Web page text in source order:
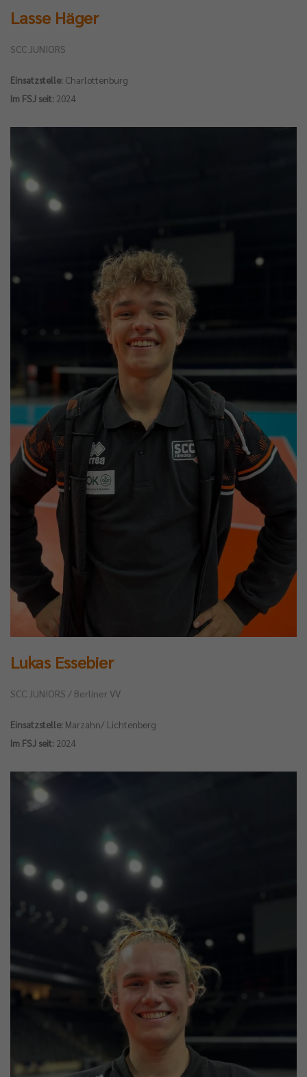
Lasse Häger
SCC JUNIORS
Einsatzstelle: Charlottenburg
Im FSJ seit: 2024
Lukas Essebier
SCC JUNIORS / Berliner VV
Einsatzstelle: Marzahn/ Lichtenberg
Im FSJ seit: 2024